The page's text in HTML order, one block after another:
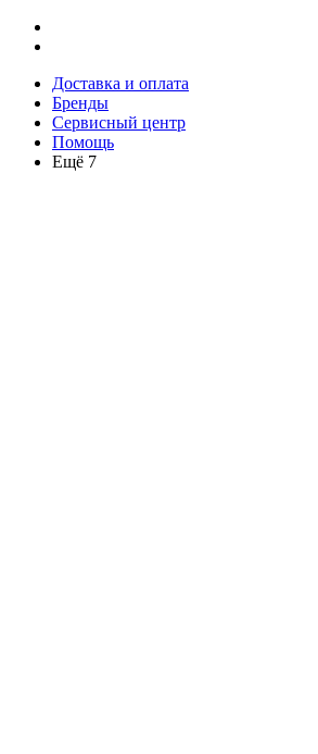
Доставка и оплата
Бренды
Сервисный центр
Помощь
Ещё 7